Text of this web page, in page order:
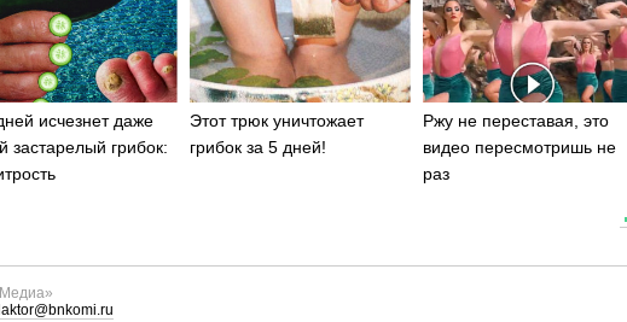
исчезнет даже
застарелый грибок:
Этот трюк уничтожает
грибок за 5 дней!
Ржу не переставая, это
видео пересмотришь не
раз